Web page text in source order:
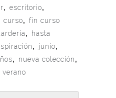
, escritorio,
curso, fin curso
,
hasta
, junio,
, nueva colección,
verano